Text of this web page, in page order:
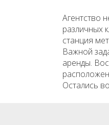
Агентство
различных
станция
Важной
аренды.
Остались